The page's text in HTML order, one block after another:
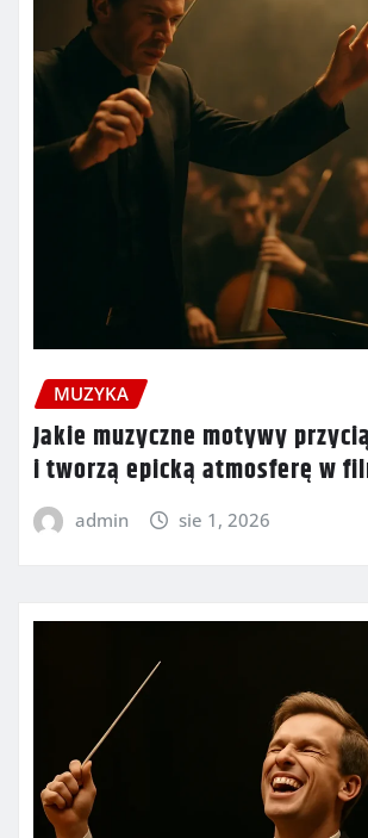
MUZYKA
Jakie muzyczne motywy
i tworzą epicką atmosferę w
admin sie 1, 2026